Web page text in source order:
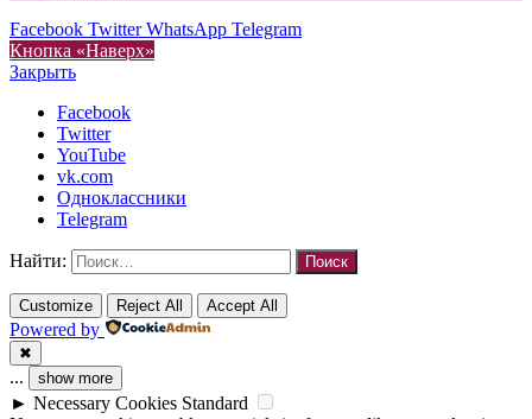
Facebook Twitter WhatsApp Telegram
Кнопка «Наверх»
Закрыть
Facebook
Twitter
YouTube
vk.com
Одноклассники
Telegram
Найти:
Customize Reject All Accept All
Powered by
✖
... show more
► Necessary Cookies Standard